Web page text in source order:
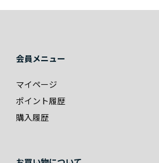
会員メニュー
マイページ
ポイント履歴
購入履歴